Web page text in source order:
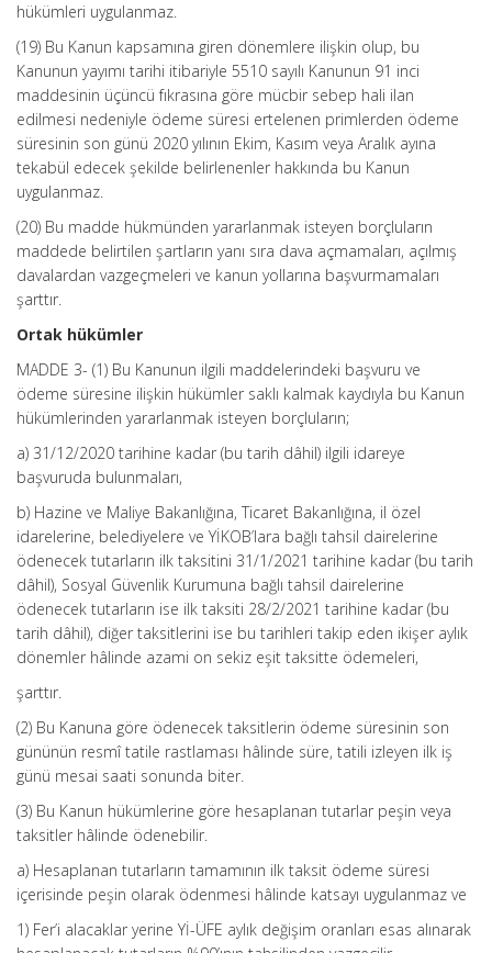
hükümleri uygulanmaz.
(19) Bu Kanun kapsamına giren dönemlere ilişkin olup, bu
Kanunun yayımı tarihi itibariyle 5510 sayılı Kanunun 91 inci
maddesinin üçüncü fıkrasına göre mücbir sebep hali ilan
edilmesi nedeniyle ödeme süresi ertelenen primlerden ödeme
süresinin son günü 2020 yılının Ekim, Kasım veya Aralık ayına
tekabül edecek şekilde belirlenenler hakkında bu Kanun
uygulanmaz.
(20) Bu madde hükmünden yararlanmak isteyen borçluların
maddede belirtilen şartların yanı sıra dava açmamaları, açılmış
davalardan vazgeçmeleri ve kanun yollarına başvurmamaları
şarttır.
Ortak hükümler
MADDE 3- (1) Bu Kanunun ilgili maddelerindeki başvuru ve
ödeme süresine ilişkin hükümler saklı kalmak kaydıyla bu Kanun
hükümlerinden yararlanmak isteyen borçluların;
a) 31/12/2020 tarihine kadar (bu tarih dâhil) ilgili idareye
başvuruda bulunmaları,
b) Hazine ve Maliye Bakanlığına, Ticaret Bakanlığına, il özel
idarelerine, belediyelere ve YİKOB’lara bağlı tahsil dairelerine
ödenecek tutarların ilk taksitini 31/1/2021 tarihine kadar (bu tarih
dâhil), Sosyal Güvenlik Kurumuna bağlı tahsil dairelerine
ödenecek tutarların ise ilk taksiti 28/2/2021 tarihine kadar (bu
tarih dâhil), diğer taksitlerini ise bu tarihleri takip eden ikişer aylık
dönemler hâlinde azami on sekiz eşit taksitte ödemeleri,
şarttır.
(2) Bu Kanuna göre ödenecek taksitlerin ödeme süresinin son
gününün resmî tatile rastlaması hâlinde süre, tatili izleyen ilk iş
günü mesai saati sonunda biter.
(3) Bu Kanun hükümlerine göre hesaplanan tutarlar peşin veya
taksitler hâlinde ödenebilir.
a) Hesaplanan tutarların tamamının ilk taksit ödeme süresi
içerisinde peşin olarak ödenmesi hâlinde katsayı uygulanmaz ve
1) Fer’i alacaklar yerine Yİ-ÜFE aylık değişim oranları esas alınarak